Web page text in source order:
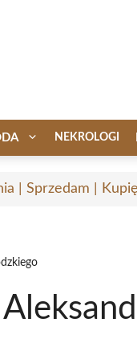
NEKROLOGI
| Sprzedam |